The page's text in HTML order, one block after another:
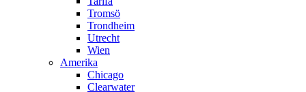
Tromsö
Trondheim
Utrecht
Wien
Amerika
Chicago
Clearwater